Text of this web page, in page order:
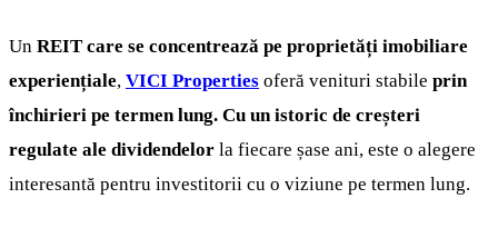
Un REIT care se concentrează pe proprietăți imobiliare
experiențiale, VICI Properties oferă venituri stabile prin
închirieri pe termen lung. Cu un istoric de creșteri
regulate ale dividendelor la fiecare șase ani, este o alegere
interesantă pentru investitorii cu o viziune pe termen lung.